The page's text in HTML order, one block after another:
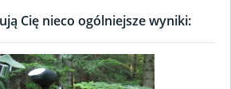
Cię nieco ogólniejsze wyniki: